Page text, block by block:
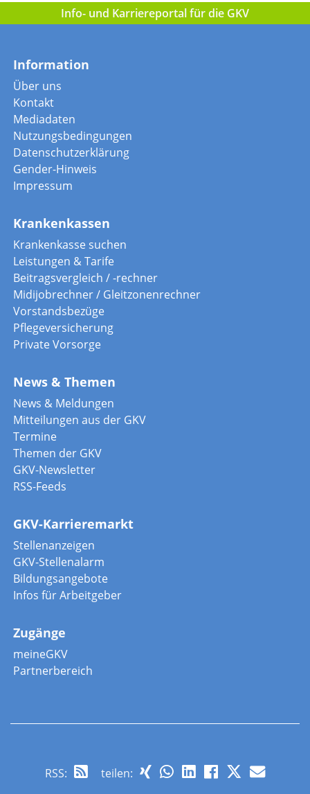
Info- und Karriereportal für die GKV
Information
Über uns
Kontakt
Mediadaten
Nutzungsbedingungen
Datenschutzerklärung
Gender-Hinweis
Impressum
Krankenkassen
Krankenkasse suchen
Leistungen & Tarife
Beitragsvergleich / -rechner
Midijobrechner / Gleitzonenrechner
Vorstandsbezüge
Pflegeversicherung
Private Vorsorge
News & Themen
News & Meldungen
Mitteilungen aus der GKV
Termine
Themen der GKV
GKV-Newsletter
RSS-Feeds
GKV-Karrieremarkt
Stellenanzeigen
GKV-Stellenalarm
Bildungsangebote
Infos für Arbeitgeber
Zugänge
meineGKV
Partnerbereich
RSS: teilen: